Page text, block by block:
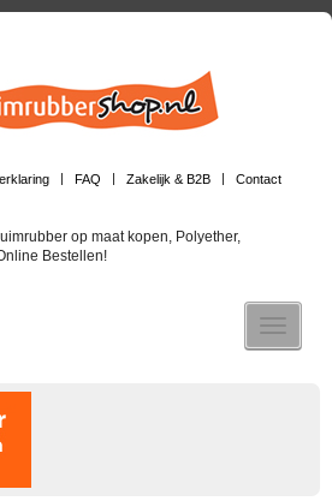
FAQ Zakelijk & B2B Contact
op maat kopen, Polyether,
Bestellen!
Toggle